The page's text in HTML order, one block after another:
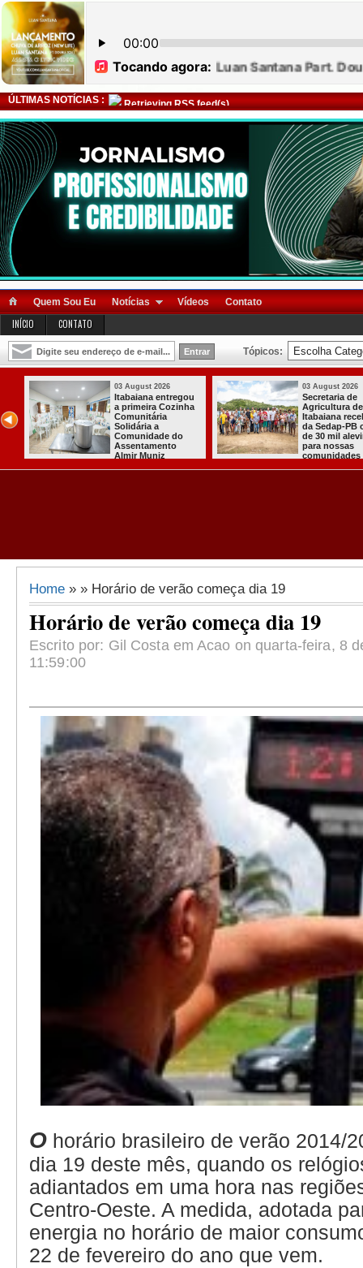
ÚLTIMAS NOTÍCIAS : Retrieving RSS feed(s)
Quem Sou Eu Notícias Vídeos Contato
INÍCIO CONTATO
Tópicos:
03 August 2026
Mulher em aparente
surto esfaqueia a
própria mãe em
João Pessoa
03 August
PT
para
quarto
Home » » Horário de verão começa dia 19
Horário de verão começa dia 19
Escrito por: Gil Costa em Acao on quarta-feira, 8
11:59:00
O horário brasileiro de verão 2014/
dia 19 deste mês, quando os
adiantados em uma hora nas
Centro-Oeste. A medida, adotada
energia no horário de maior
22 de fevereiro do ano que vem.